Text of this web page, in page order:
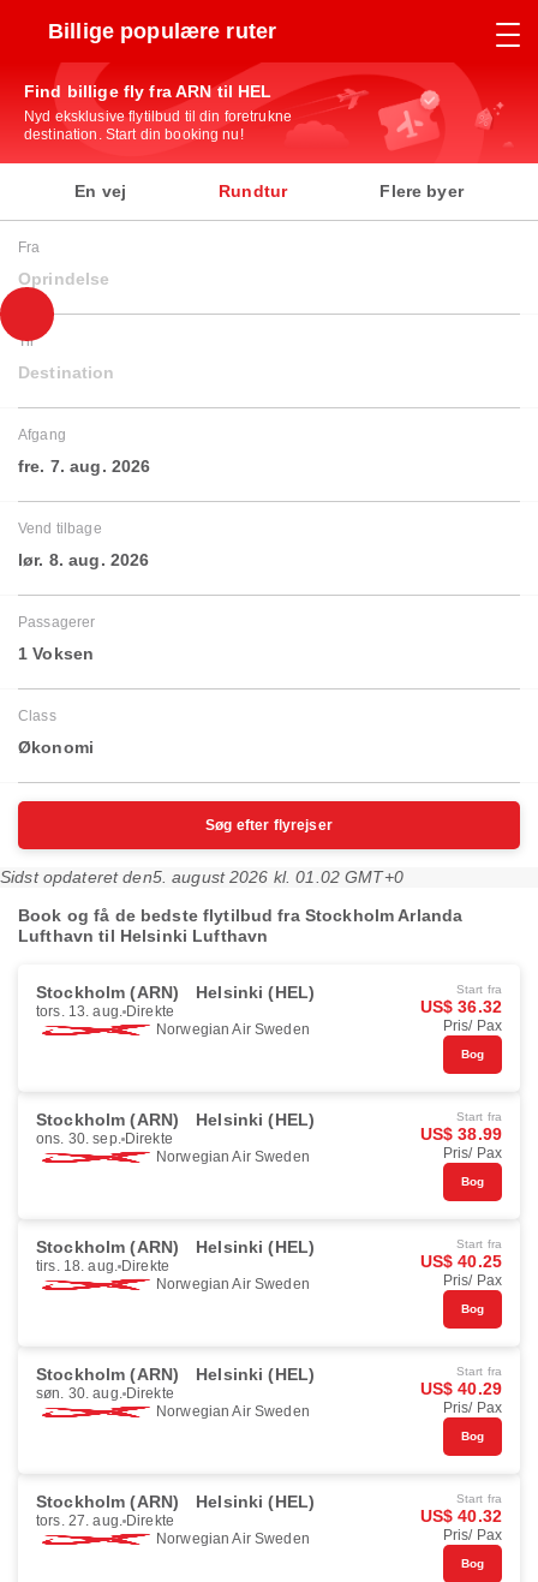
Billige populære ruter
Find billige fly fra ARN til HEL
Nyd eksklusive flytilbud til din foretrukne
destination. Start din booking nu!
En vej Rundtur Flere byer
Fra
Oprindelse
Til
Destination
Afgang
fre. 7. aug. 2026
Vend tilbage
lør. 8. aug. 2026
Passagerer
1 Voksen
Class
Økonomi
Søg efter flyrejser
Sidst opdateret den5. august 2026 kl. 01.02 GMT+0
Book og få de bedste flytilbud fra Stockholm Arlanda
Lufthavn til Helsinki Lufthavn
Stockholm (ARN) Helsinki (HEL)
tors. 13. aug. Direkte
Norwegian Air Sweden
Start fra
US$ 36.32
Pris/ Pax
Bog
Stockholm (ARN) Helsinki (HEL)
ons. 30. sep. Direkte
Norwegian Air Sweden
Start fra
US$ 38.99
Pris/ Pax
Bog
Stockholm (ARN) Helsinki (HEL)
tirs. 18. aug. Direkte
Norwegian Air Sweden
Start fra
US$ 40.25
Pris/ Pax
Bog
Stockholm (ARN) Helsinki (HEL)
søn. 30. aug. Direkte
Norwegian Air Sweden
Start fra
US$ 40.29
Pris/ Pax
Bog
Stockholm (ARN) Helsinki (HEL)
tors. 27. aug. Direkte
Norwegian Air Sweden
Start fra
US$ 40.32
Pris/ Pax
Bog